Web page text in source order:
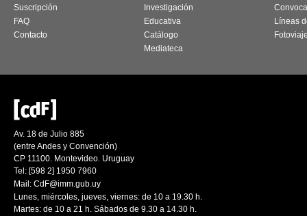
Suscripción
FAQ
Contacto
Investigación
Educativa
Catálogo
Mediateca
Líneas
Av. 18 de Julio 885
(entre Andes y Convención)
CP 11100. Montevideo. Uruguay
Tel: [598 2] 1950 7960
Mail: CdF@imm.gub.uy
Lunes, miércoles, jueves, viernes: de 10 a 19.30 h.
Martes: de 10 a 21 h. Sábados de 9.30 a 14.30 h.